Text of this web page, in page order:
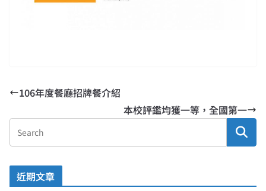
106年度餐廳招牌餐介紹
本校評鑑均獲一等，全國第一
近期文章